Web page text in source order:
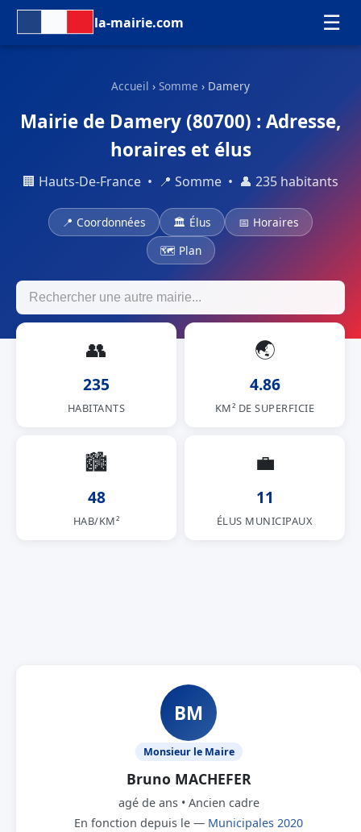
la-mairie.com ☰
Accueil › Somme › Damery
Mairie de Damery (80700) : Adresse,
horaires et élus
🏢 Hauts-De-France • 📍 Somme • 👤 235 habitants
📍 Coordonnées 🏛 Élus
📅 Horaires
🗺 Plan
👥
235
HABITANTS
🌏
4.86
KM² DE SUPERFICIE
🏙
48
HAB/KM²
💼
11
ÉLUS MUNICIPAUX
BM
Monsieur le Maire
Bruno MACHEFER
agé de ans • Ancien cadre
En fonction depuis le — Municipales 2020